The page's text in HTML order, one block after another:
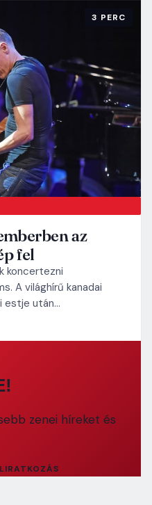
3 PERC
az
fel
koncertezni
A világhírű kanadai
estje után…
zenei híreket és